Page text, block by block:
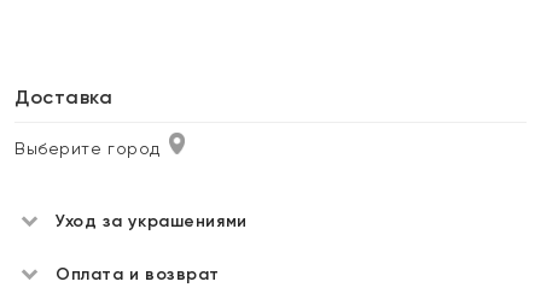
Доставка
Выберите город
Уход за украшениями
Оплата и возврат